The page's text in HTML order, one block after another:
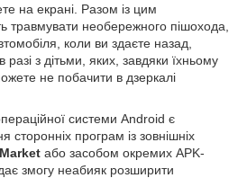
на екрані. Разом із цим
травмувати необережного пішохода,
коли ви здаєте назад,
з дітьми, яких, завдяки їхньому
не побачити в дзеркалі
системи Android є
сторонніх програм із зовнішніх
або засобом окремих APK-
змогу неабияк розширити